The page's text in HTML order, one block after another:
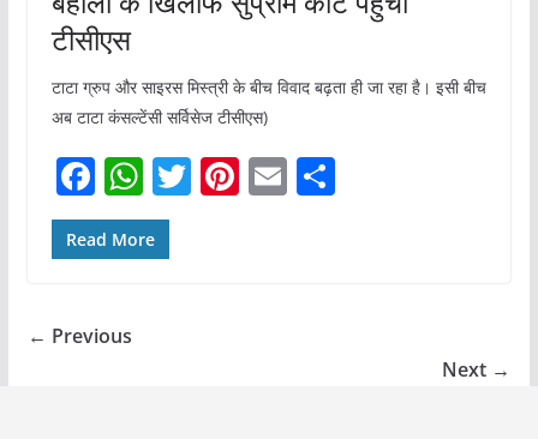
टीसीएस
टाटा ग्रुप और साइरस मिस्त्री के बीच विवाद बढ़ता ही जा रहा है। ​इसी बीच
अब टाटा कंसल्टेंसी सर्विसेज टीसीएस)
F
a
c
b
W
h
at
T
w
Pi
nt
E
m
S
Read More
← Previous
Next →